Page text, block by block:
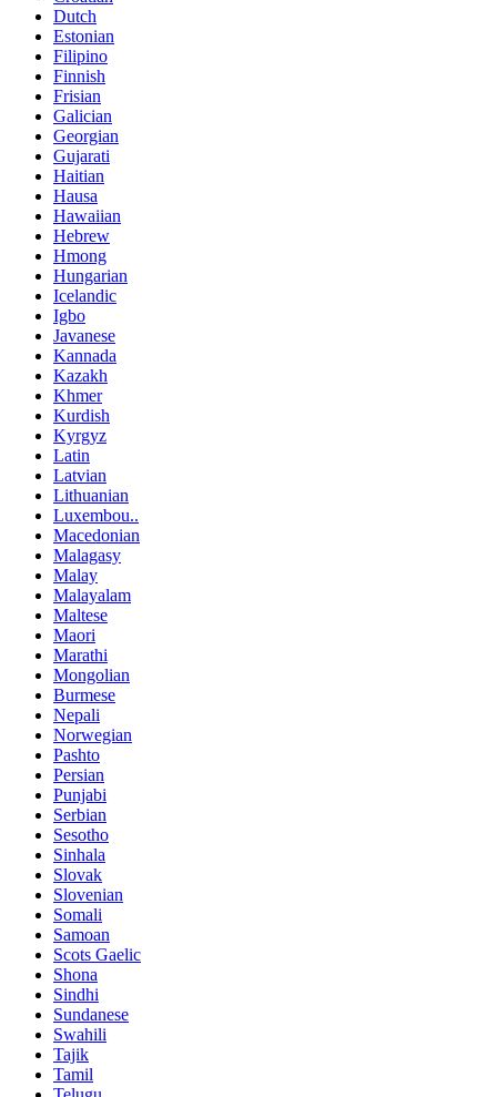
Dutch
Estonian
Filipino
Finnish
Frisian
Galician
Georgian
Gujarati
Haitian
Hausa
Hawaiian
Hebrew
Hmong
Hungarian
Icelandic
Igbo
Javanese
Kannada
Kazakh
Khmer
Kurdish
Kyrgyz
Latin
Latvian
Lithuanian
Luxembou..
Macedonian
Malagasy
Malay
Malayalam
Maltese
Maori
Marathi
Mongolian
Burmese
Nepali
Norwegian
Pashto
Persian
Punjabi
Serbian
Sesotho
Sinhala
Slovak
Slovenian
Somali
Samoan
Scots Gaelic
Shona
Sindhi
Sundanese
Swahili
Tajik
Tamil